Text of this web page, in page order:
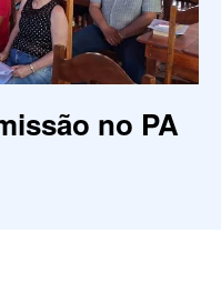
no PA